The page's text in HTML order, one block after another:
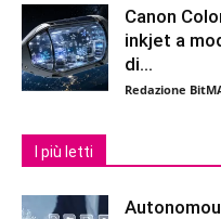
Canon
inkjet a
di...
Redazione
I più letti